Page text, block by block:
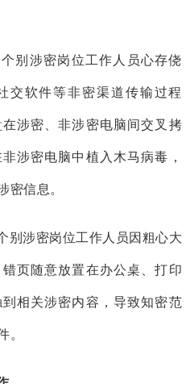
别涉密岗位工作人员心存侥
交软件等非密渠道传输过程
涉密、非涉密电脑间交叉拷
涉密电脑中植入木马病毒，
信息。
涉密岗位工作人员因粗心大
页随意放置在办公桌、打印
相关涉密内容，导致知密范